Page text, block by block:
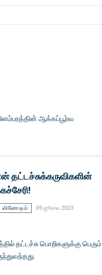
ஆக்கப்பூர்வ
தட்டச்சுக்கருவிகளின்
வினோதம் 09 ஜூலை 2023
தட்டச்சு பொறிகளுக்கு பெரும்